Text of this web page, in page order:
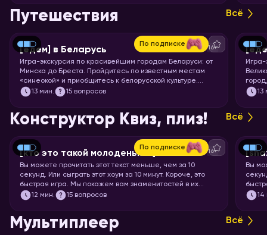
миску попкорна и запускайте хоум!
Путешествия Всё
По подписке
[едем] в Беларусь 16+
Игра-экскурсия по красивейшим городам Беларуси: от
Минска до Бреста. Пройдитесь по известным местам
«синеокой» и приобщитесь к белорусской культуре.
Скорее запускайте хоум!
13 мин. 15 вопросов
Игра-
13
Конструктор Квиз, плиз! Всё
По подписке
[кто это такой молоденький] #5 16+
Вы можете прочитать этот текст меньше, чем за 10
секунд. Или сыграть этот хоум за 10 минут. Короче, это
быстрая игра. Мы покажем вам знаменитостей в их
раннем возрасте, а ваша задача – узнать их.
12 мин. 15 вопросов
Вы
14
Мультиплеер Всё